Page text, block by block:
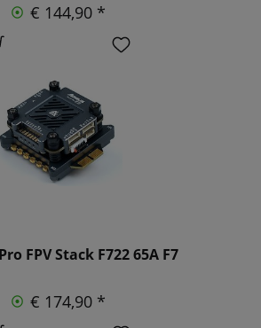
€ 144,90 *
FPV Stack F722 65A F7
€ 174,90 *